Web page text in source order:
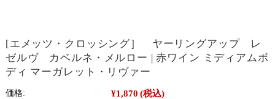
[エメッツ・クロッシング］ ヤーリングアップ レ
ゼルヴ カベルネ・メルロー | 赤ワイン ミディアムボ
ディ マーガレット・リヴァー
価格: ¥1,870 (税込)